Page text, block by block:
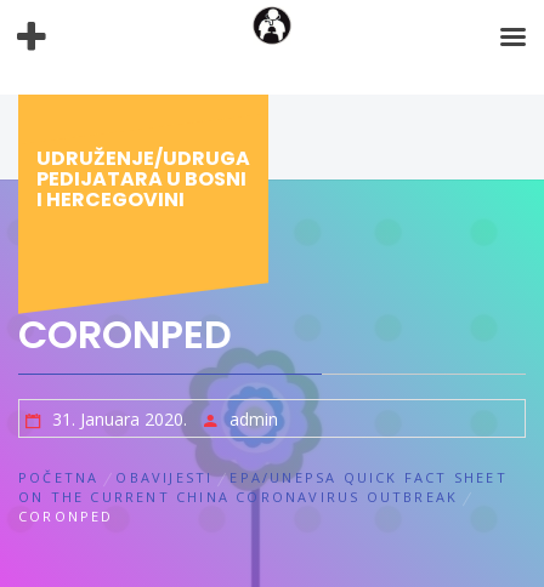
na
UDRUŽENJE/UDRUGA
PEDIJATARA U BOSNI
I HERCEGOVINI
CORONPED
31. Januara 2020. admin
POČETNA OBAVIJESTI
EPA/UNEPSA QUICK FACT SHEET
ON THE CURRENT CHINA CORONAVIRUS OUTBREAK
CORONPED